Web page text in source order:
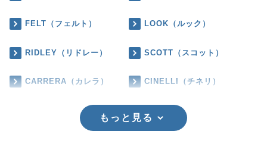
FELT（フェルト） LOOK（ルック）
RIDLEY（リドレー） SCOTT（スコット）
CARRERA（カレラ） CINELLI（チネリ）
もっと見る